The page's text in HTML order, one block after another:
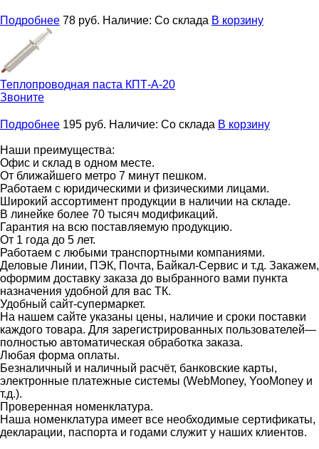
Подробнее 78 руб. Наличие: Со склада В корзину
Теплопроводная паста КПТ-А-20
Звоните
Подробнее 195 руб. Наличие: Со склада В корзину
Наши преимущества:
Офис и склад в одном месте.
От ближайшего метро 7 минут пешком.
Работаем с юридическими и физическими лицами.
Широкий ассортимент продукции в наличии на складе.
В линейке более 70 тысяч модификаций.
Гарантия на всю поставляемую продукцию.
От 1 года до 5 лет.
Работаем с любыми транспортными компаниями.
Деловые Линии, ПЭК, Почта, Байкал-Сервис и т.д. Закажем,
оформим доставку заказа до выбранного вами пункта
назначения удобной для вас ТК.
Удобный сайт-супермаркет.
На нашем сайте указаны цены, наличие и сроки поставки
каждого товара. Для зарегистрированных пользователей—
полностью автоматическая обработка заказа.
Любая форма оплаты.
Безналичный и наличный расчёт, банковские карты,
электронные платежные системы (WebMoney, YooMoney и
т.д.).
Проверенная номенклатура.
Наша номенклатура имеет все необходимые сертификаты,
декларации, паспорта и годами служит у наших клиентов.